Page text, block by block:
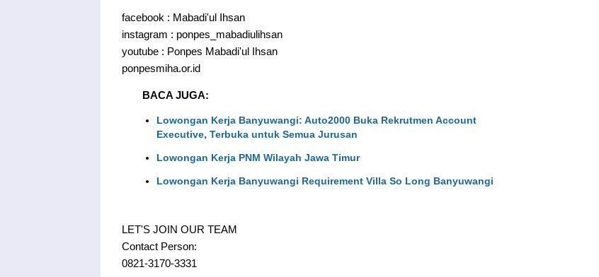
facebook : Mabadi'ul Ihsan
instagram : ponpes_mabadiulihsan
youtube : Ponpes Mabadi'ul Ihsan
ponpesmiha.or.id
BACA JUGA:
Lowongan Kerja Banyuwangi: Auto2000 Buka Rekrutmen Account
Executive, Terbuka untuk Semua Jurusan
Lowongan Kerja PNM Wilayah Jawa Timur
Lowongan Kerja Banyuwangi Requirement Villa So Long Banyuwangi
LET'S JOIN OUR TEAM
Contact Person:
0821-3170-3331